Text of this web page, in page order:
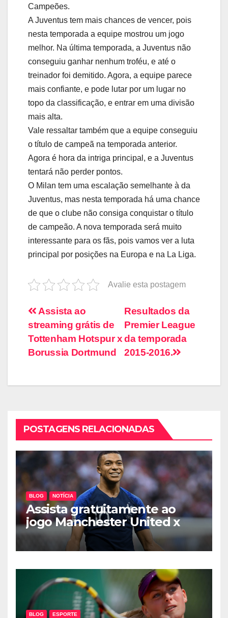
Campeões.
A Juventus tem mais chances de vencer, pois
nesta temporada a equipe mostrou um jogo
melhor. Na última temporada, a Juventus não
conseguiu ganhar nenhum troféu, e até o
treinador foi demitido. Agora, a equipe parece
mais confiante, e pode lutar por um lugar no
topo da classificação, e entrar em uma divisão
mais alta.
Vale ressaltar também que a equipe conseguiu
o título de campeã na temporada anterior.
Agora é hora da intriga principal, e a Juventus
tentará não perder pontos.
O Milan tem uma escalação semelhante à da
Juventus, mas nesta temporada há uma chance
de que o clube não consiga conquistar o título
de campeão. A nova temporada será muito
interessante para os fãs, pois vamos ver a luta
principal por posições na Europa e na La Liga.
Avalie esta postagem
Navegação
de
artigos
Resultados da
Premier League
da temporada
2015-2016.
Assista ao
streaming grátis de
Tottenham Hotspur x
Borussia Dortmund
POSTAGENS RELACIONADAS
BLOG NOTÍCIA
Assista gratuitamente ao
jogo Manchester United x
Everton
BLOG ESPORTE